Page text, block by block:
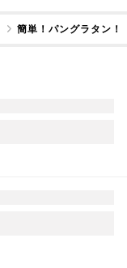
簡単！パングラタン！